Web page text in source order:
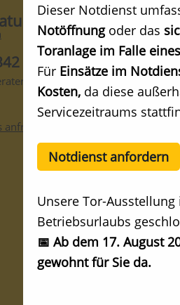
anfragen
Dieser Notdienst
Notöffnung oder das
Toranlage im Falle
Für Einsätze im
Kosten, da diese
Servicezeitraums
Notdienst anfordern
Unsere Tor-
Betriebsurlaubs
📅 Ab dem 17. August
gewohnt für Sie da.